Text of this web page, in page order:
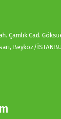
Çamlık Cad.
Beykoz/